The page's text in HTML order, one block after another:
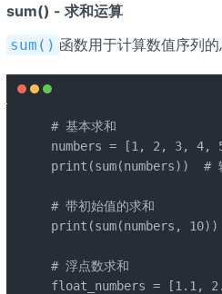
sum() - 求和运算
sum() 函数用于计算数值序列的
# 基本求和
numbers = [1, 2, 3, 4,
print(sum(numbers))  #
# 带初始值的求和
print(sum(numbers,
# 浮点数求和
float_numbers = [1.1,